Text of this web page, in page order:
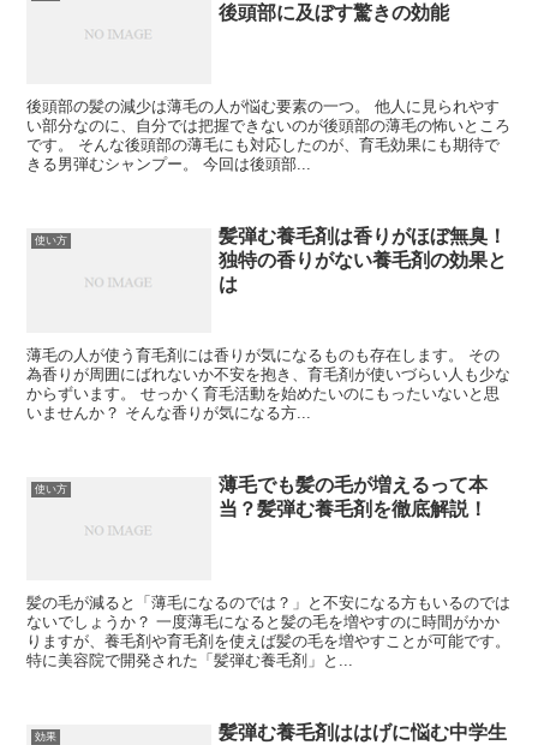
後頭部に及ぼす驚きの効能
後頭部の髪の減少は薄毛の人が悩む要素の一つ。 他人に見られやす
い部分なのに、自分では把握できないのが後頭部の薄毛の怖いところ
です。 そんな後頭部の薄毛にも対応したのが、育毛効果にも期待で
きる男弾むシャンプー。 今回は後頭部...
使い方
髪弾む養毛剤は香りがほぼ無臭！
独特の香りがない養毛剤の効果と
は
薄毛の人が使う育毛剤には香りが気になるものも存在します。 その
為香りが周囲にばれないか不安を抱き、育毛剤が使いづらい人も少な
からずいます。 せっかく育毛活動を始めたいのにもったいないと思
いませんか？ そんな香りが気になる方...
使い方
薄毛でも髪の毛が増えるって本
当？髪弾む養毛剤を徹底解説！
髪の毛が減ると「薄毛になるのでは？」と不安になる方もいるのでは
ないでしょうか？ 一度薄毛になると髪の毛を増やすのに時間がかか
りますが、養毛剤や育毛剤を使えば髪の毛を増やすことが可能です。
特に美容院で開発された「髪弾む養毛剤」と...
効果
髪弾む養毛剤ははげに悩む中学生